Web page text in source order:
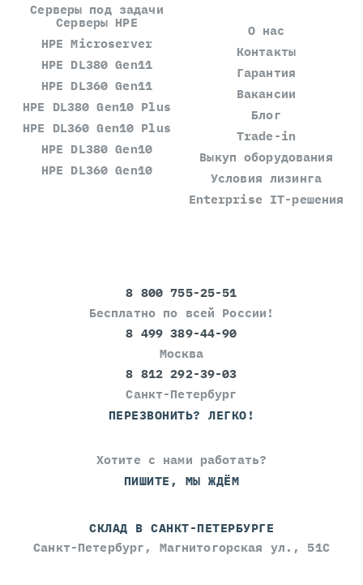
Серверы под задачи
Серверы HPE
HPE Microserver
HPE DL380 Gen11
HPE DL360 Gen11
HPE DL380 Gen10 Plus
HPE DL360 Gen10 Plus
HPE DL380 Gen10
HPE DL360 Gen10
О нас
Контакты
Гарантия
Вакансии
Блог
Trade-in
Выкуп оборудования
Условия лизинга
Enterprise IT-решения
8 800 755-25-51
Бесплатно по всей России!
8 499 389-44-90
Москва
8 812 292-39-03
Санкт-Петербург
ПЕРЕЗВОНИТЬ? ЛЕГКО!
Хотите с нами работать?
ПИШИТЕ, МЫ ЖДЁМ
СКЛАД В САНКТ-ПЕТЕРБУРГЕ
Санкт-Петербург, Магнитогорская ул., 51С